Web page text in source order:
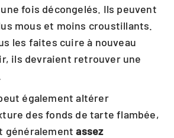
une fois décongelés. Ils peuvent
mous et moins croustillants.
les faites cuire à nouveau
ils devraient retrouver une
également altérer
des fonds de tarte flambée,
généralementassez